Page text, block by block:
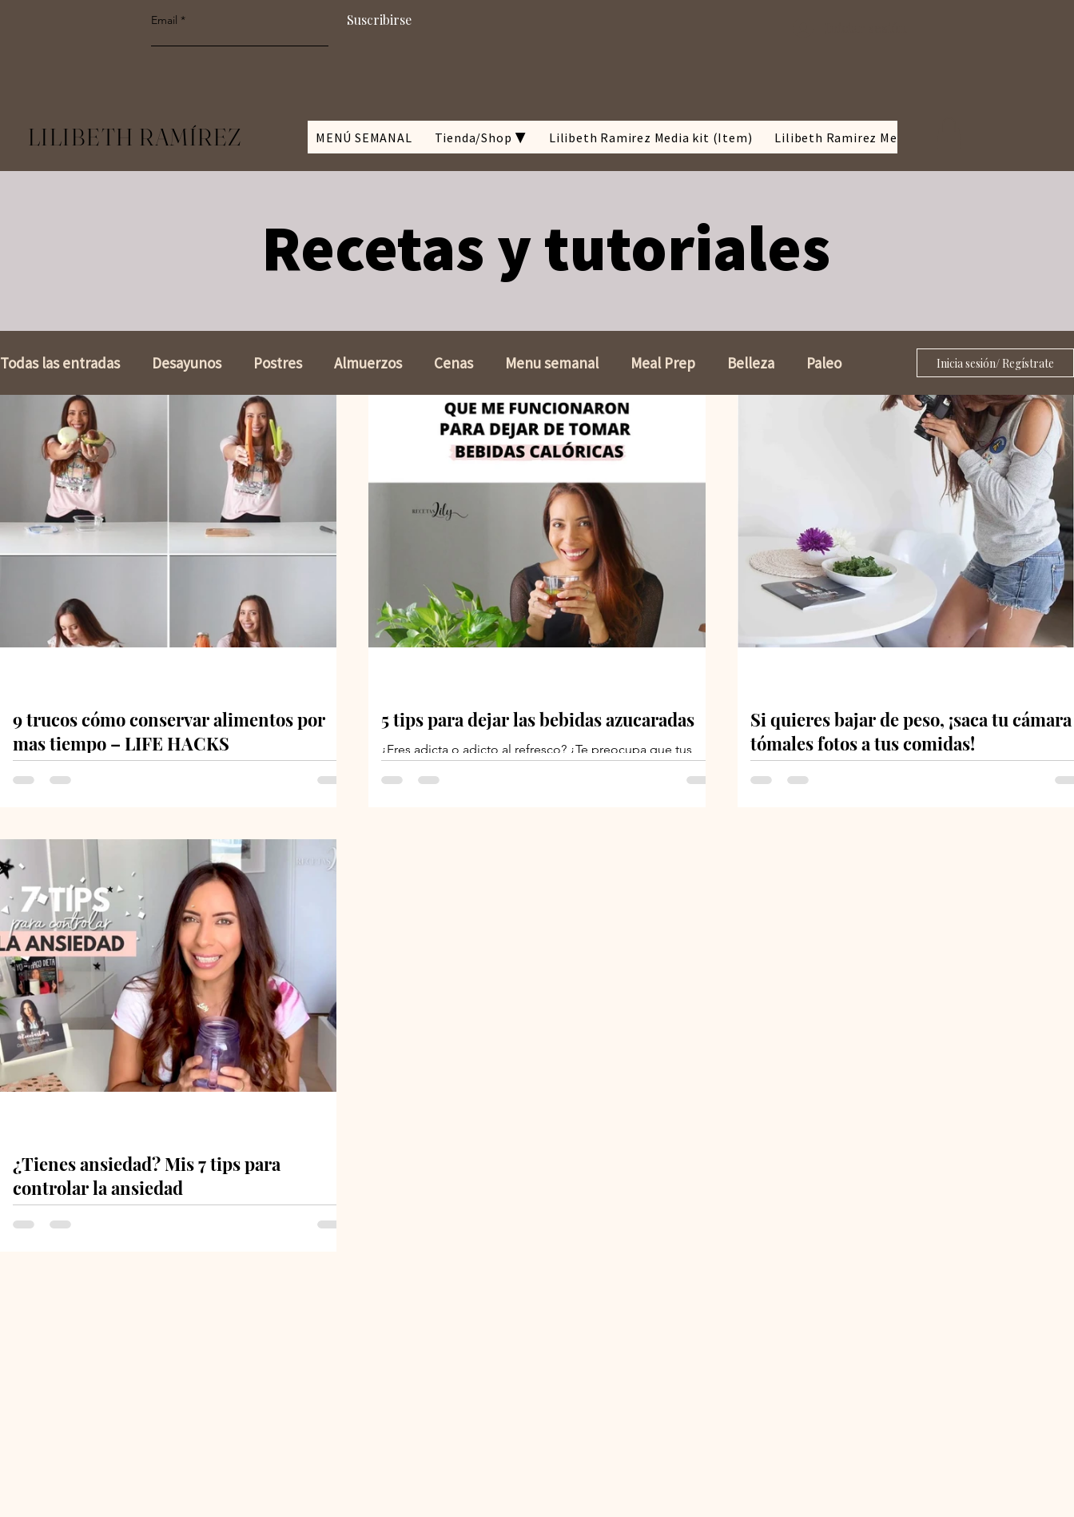
Email Suscribirse
LILIBETH RAMÍREZ MENÚ SEMANAL Tienda/Shop ▼ Lilibeth Ramirez Media kit (Item) Lilibeth Ramirez Media kit
Recetas y tutoriales
Todas las entradas Desayunos Postres Almuerzos Cenas Menu semanal Meal Prep Belleza Paleo
Keto Panes Vegetariano Baja en Carbohidratos Ensaladas Sin Gluten
Comidas para niños Vida Fitness Dieta Mermeladas sin azúcar
Mediterranea Aderezos Acompañantes Tips de Cocina
Inicia sesión/ Regístrate
9 trucos cómo conservar alimentos por
mas tiempo – LIFE HACKS
¡Hola! Qué gusto tenerte nuevamente por aquí. Hoy te
5 tips para dejar las bebidas azucaradas
¿Eres adicta o adicto al refresco? ¿Te preocupa que tus
peso y no puedes dejar...
Si quieres bajar de peso, ¡saca tu
tómales fotos a tus comidas!
Quiero empezar haciéndote una pregunta: Al acostarte
¿Tienes ansiedad? Mis 7 tips para
controlar la ansiedad
Quiero hablarte de algo que me pasa y me pasaba mucho